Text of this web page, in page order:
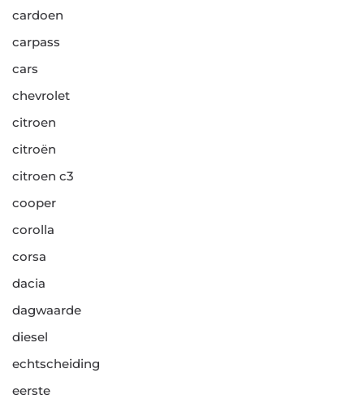
cardoen
carpass
cars
chevrolet
citroen
citroën
citroen c3
cooper
corolla
corsa
dacia
dagwaarde
diesel
echtscheiding
eerste